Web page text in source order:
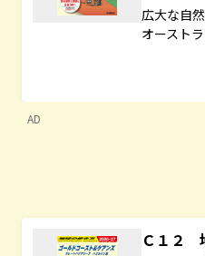
広大な自
オースト
AD
Ｃ１２